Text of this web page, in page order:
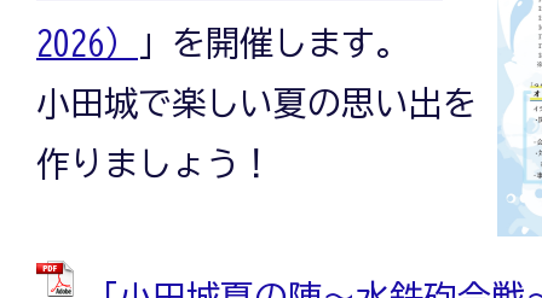
2026）
」を開催します。
小田城で楽しい夏の思い出を
作りましょう！